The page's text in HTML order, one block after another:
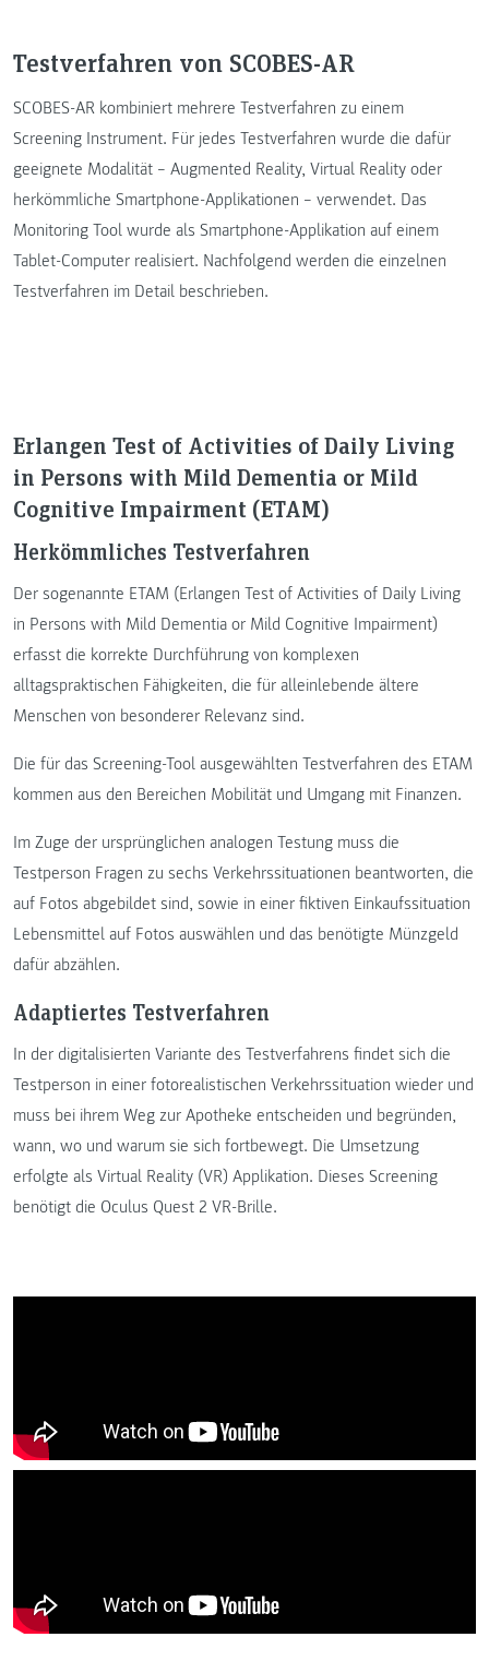
Testverfahren von SCOBES-AR
SCOBES-AR kombiniert mehrere Testverfahren zu einem
Screening Instrument. Für jedes Testverfahren wurde die dafür
geeignete Modalität – Augmented Reality, Virtual Reality oder
herkömmliche Smartphone-Applikationen – verwendet. Das
Monitoring Tool wurde als Smartphone-Applikation auf einem
Tablet-Computer realisiert. Nachfolgend werden die einzelnen
Testverfahren im Detail beschrieben.
Erlangen Test of Activities of Daily Living
in Persons with Mild Dementia or Mild
Cognitive Impairment (ETAM)
Herkömmliches Testverfahren
Der sogenannte ETAM (Erlangen Test of Activities of Daily Living
in Persons with Mild Dementia or Mild Cognitive Impairment)
erfasst die korrekte Durchführung von komplexen
alltagspraktischen Fähigkeiten, die für alleinlebende ältere
Menschen von besonderer Relevanz sind.
Die für das Screening-Tool ausgewählten Testverfahren des ETAM
kommen aus den Bereichen Mobilität und Umgang mit Finanzen.
Im Zuge der ursprünglichen analogen Testung muss die
Testperson Fragen zu sechs Verkehrssituationen beantworten, die
auf Fotos abgebildet sind, sowie in einer fiktiven Einkaufssituation
Lebensmittel auf Fotos auswählen und das benötigte Münzgeld
dafür abzählen.
Adaptiertes Testverfahren
In der digitalisierten Variante des Testverfahrens findet sich die
Testperson in einer fotorealistischen Verkehrssituation wieder und
muss bei ihrem Weg zur Apotheke entscheiden und begründen,
wann, wo und warum sie sich fortbewegt. Die Umsetzung
erfolgte als Virtual Reality (VR) Applikation. Dieses Screening
benötigt die Oculus Quest 2 VR-Brille.